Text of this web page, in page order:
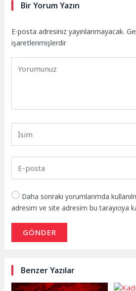
Bir Yorum Yazın
E-posta adresiniz yayınlanmayacak.
işaretlenmişlerdir
Daha sonraki yorumlarımda
adresim ve site adresim bu tarayıcıya
GÖNDER
Benzer Yazılar